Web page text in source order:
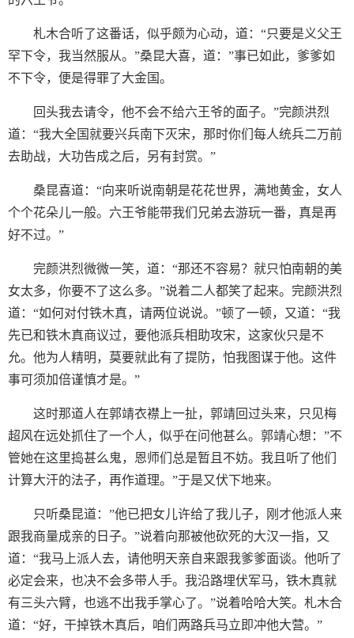
札木合听了这番话，似乎颇为心动，道：“只要是义父王
罕下令，我当然服从。”桑昆大喜，道：”事已如此，爹爹如
不下令，便是得罪了大金国。
回头我去请令，他不会不给六王爷的面子。”完颜洪烈
道：“我大全国就要兴兵南下灭宋，那时你们每人统兵二万前
去助战，大功告成之后，另有封赏。”
桑昆喜道：“向来听说南朝是花花世界，满地黄金，女人
个个花朵儿一般。六王爷能带我们兄弟去游玩一番，真是再
好不过。”
完颜洪烈微微一笑，道：“那还不容易？就只怕南朝的美
女太多，你要不了这么多。”说着二人都笑了起来。完颜洪烈
道：“如何对付铁木真，请两位说说。”顿了一顿，又道：“我
先已和铁木真商议过，要他派兵相助攻宋，这家伙只是不
允。他为人精明，莫要就此有了提防，怕我图谋于他。这件
事可须加倍谨慎才是。”
这时那道人在郭靖衣襟上一扯，郭靖回过头来，只见梅
超风在远处抓住了一个人，似乎在问他甚么。郭靖心想：”不
管她在这里捣甚么鬼，恩师们总是暂且不妨。我且听了他们
计算大汗的法子，再作道理。”于是又伏下地来。
只听桑昆道：”他已把女儿许给了我儿子，刚才他派人来
跟我商量成亲的日子。”说着向那被他砍死的大汉一指，又
道：“我马上派人去，请他明天亲自来跟我爹爹面谈。他听了
必定会来，也决不会多带人手。我沿路埋伏军马，铁木真就
有三头六臂，也逃不出我手掌心了。”说着哈哈大笑。札木合
道：“好，干掉铁木真后，咱们两路兵马立即冲他大营。”